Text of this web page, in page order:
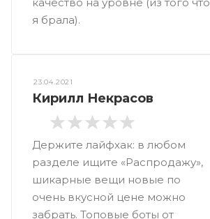
я брала).
23.04.2021
Кирилл Некрасов
Держите лайфхак: в любом
разделе ищите «Распродажу»,
шикарные вещи новые по
очень вкусной цене можно
забрать. Топовые боты от